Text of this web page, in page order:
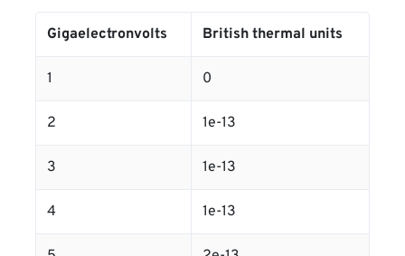
Gigaelectronvolts British thermal units
1 0
2 1e-13
3 1e-13
4 1e-13